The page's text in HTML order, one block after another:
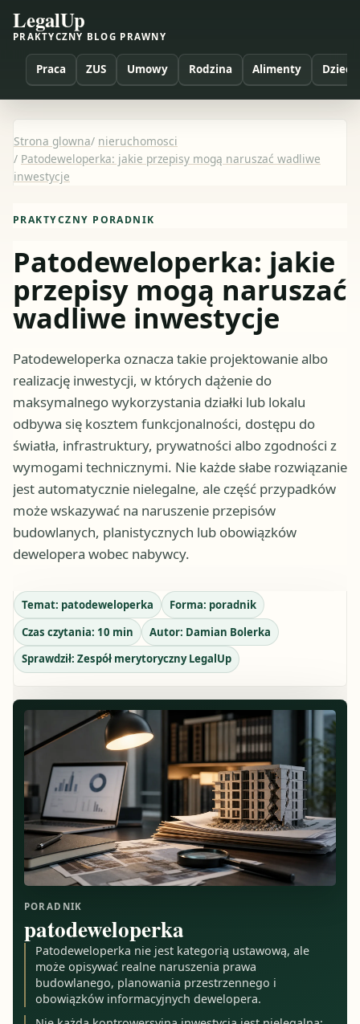
LegalUp
PRAKTYCZNY BLOG PRAWNY
Praca ZUS Umowy Rodzina Alimenty Dzieci
Strona glowna/ nieruchomosci
/ Patodeweloperka: jakie przepisy mogą naruszać wadliwe
inwestycje
PRAKTYCZNY PORADNIK
Patodeweloperka: jakie
przepisy mogą naruszać
wadliwe inwestycje
Patodeweloperka oznacza takie projektowanie albo
realizację inwestycji, w których dążenie do
maksymalnego wykorzystania działki lub lokalu
odbywa się kosztem funkcjonalności, dostępu do
światła, infrastruktury, prywatności albo zgodności z
wymogami technicznymi. Nie każde słabe rozwiązanie
jest automatycznie nielegalne, ale część przypadków
może wskazywać na naruszenie przepisów
budowlanych, planistycznych lub obowiązków
dewelopera wobec nabywcy.
Temat: patodeweloperka Forma: poradnik
Czas czytania: 10 min Autor: Damian Bolerka
Sprawdził: Zespół merytoryczny LegalUp
PORADNIK
patodeweloperka
Patodeweloperka nie jest kategorią ustawową, ale
może opisywać realne naruszenia prawa
budowlanego, planowania przestrzennego i
obowiązków informacyjnych dewelopera.